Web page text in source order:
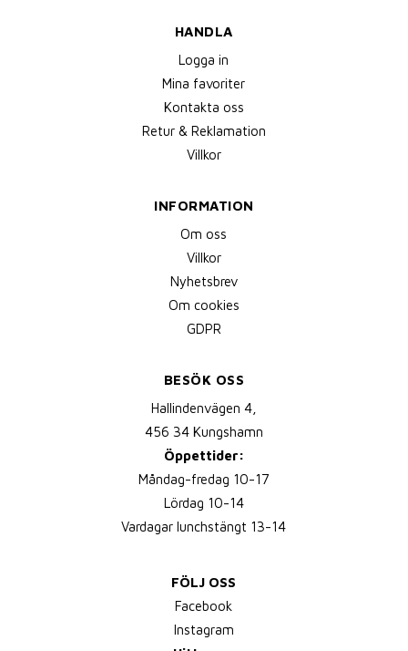
HANDLA
Logga in
Mina favoriter
Kontakta oss
Retur & Reklamation
Villkor
INFORMATION
Om oss
Villkor
Nyhetsbrev
Om cookies
GDPR
BESÖK OSS
Hallindenvägen 4,
456 34 Kungshamn
Öppettider:
Måndag-fredag 10-17
Lördag 10-14
Vardagar lunchstängt 13-14
FÖLJ OSS
Facebook
Instagram